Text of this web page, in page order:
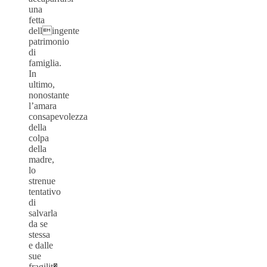
una
fetta
dellingente
patrimonio
di
famiglia.
In
ultimo,
nonostante
l’amara
consapevolezza
della
colpa
della
madre,
lo
strenue
tentativo
di
salvarla
da se
stessa
e dalle
sue